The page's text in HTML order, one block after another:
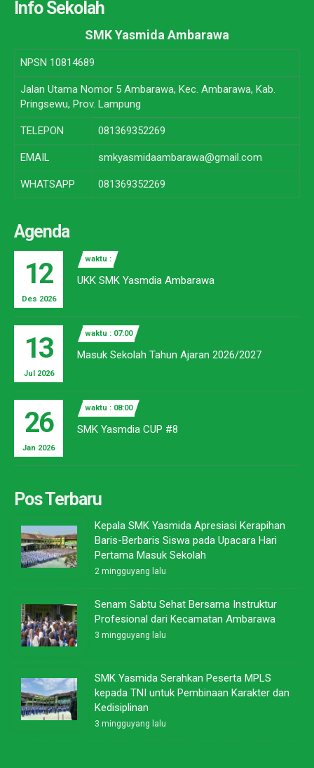
Info Sekolah
SMK Yasmida Ambarawa
NPSN 10814689
Jalan Utama Nomor 5 Ambarawa, Kec. Ambarawa, Kab.
Pringsewu, Prov. Lampung
TELEPON 081369352269
EMAIL smkyasmidaambarawa@gmail.com
WHATSAPP 081369352269
Agenda
12
Des 2026
waktu :
UKK SMK Yasmdia Ambarawa
13
Jul 2026
waktu : 07:00
Masuk Sekolah Tahun Ajaran 2026/2027
26
Jan 2026
waktu : 08:00
SMK Yasmdia CUP #8
Pos Terbaru
Kepala SMK Yasmida Apresiasi Kerapihan
Baris-Berbaris Siswa pada Upacara Hari
Pertama Masuk Sekolah
2 mingguyang lalu
Senam Sabtu Sehat Bersama Instruktur
Profesional dari Kecamatan Ambarawa
3 mingguyang lalu
SMK Yasmida Serahkan Peserta MPLS
kepada TNI untuk Pembinaan Karakter dan
Kedisiplinan
3 mingguyang lalu